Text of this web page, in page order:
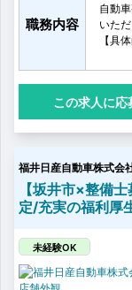
職務内容
自動
いただ
【具
・点
・故
・消
・お
アド
応
福井日産自動車株式会
【坂井市×整備
定/充実の福利厚
未経験OK